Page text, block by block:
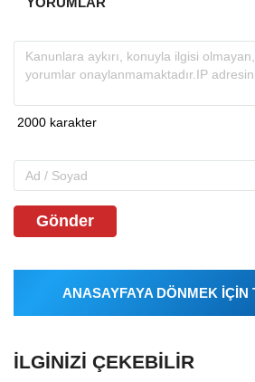
Gönder
ANASAYFAYA DÖNMEK İÇİN
İLGINIZI ÇEKEBILIR